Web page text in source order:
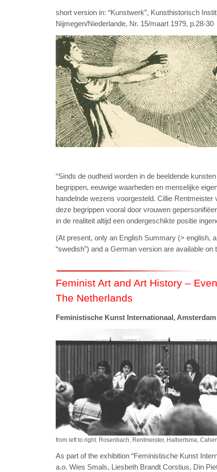
short version in: “Kunstwerk”, Kunsthistorisch
Nijmegen/Niederlande, Nr. 15/maart 1979, p.28-30
“Sinds de oudheid worden in de beeldende
begrippen, eeuwige waarheden en menselijke
handelnde wezens voorgesteld. Cillie Rentmeister
deze begrippen vooral door vrouwen
in de realiteit altijd een ondergeschikte positie
(At present, only an English Summary (> english,
“swedish”) and a German version are available on
Feminist Art and Art History –
The Netherlands
Feministische Kunst Internationaal, Amsterdam
from left to right: Rosenbach, Rentmeister, Halbertsma,
As part of the exhibition “Feministische Kunst
a.o. Wies Smals, Liesbeth Brandt Corstius, Din